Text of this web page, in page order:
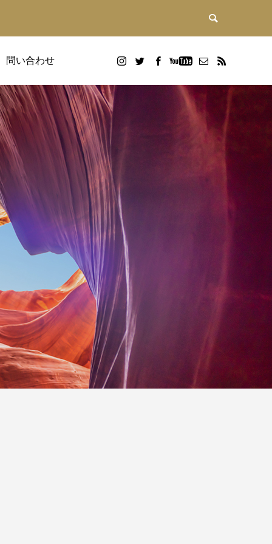
問い合わせ
DX研修
Google WorkspaceDX研修